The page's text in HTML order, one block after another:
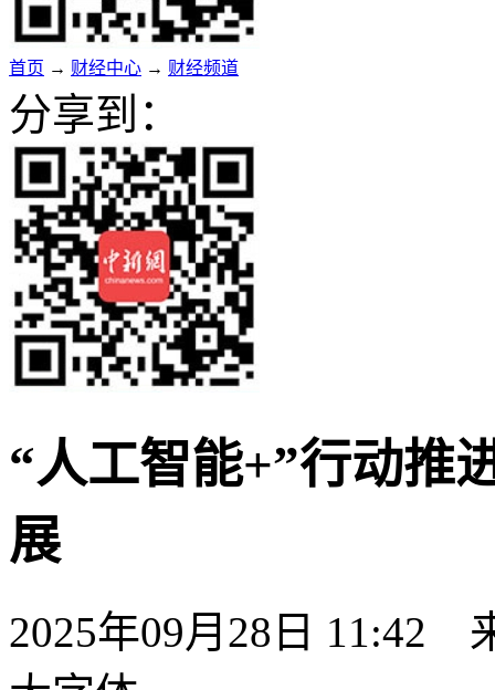
首页 → 财经中心 → 财经频道
分享到：
“人工智能+”行动推
展
2025年09月28日 11:42